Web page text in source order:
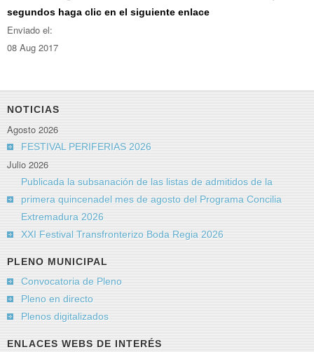
segundos haga clic en el siguiente enlace
Enviado el:
08 Aug 2017
NOTICIAS
Agosto 2026
FESTIVAL PERIFERIAS 2026
Julio 2026
Publicada la subsanación de las listas de admitidos de la
primera quincenadel mes de agosto del Programa Concilia
Extremadura 2026
XXI Festival Transfronterizo Boda Regia 2026
PLENO MUNICIPAL
Convocatoria de Pleno
Pleno en directo
Plenos digitalizados
ENLACES WEBS DE INTERÉS